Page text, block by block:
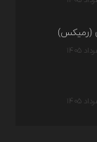
(رمیکس)